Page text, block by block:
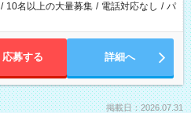
/ 10名以上の大量募集 / 電話対応なし / パ
応募する 詳細へ
掲載日：2026.07.31